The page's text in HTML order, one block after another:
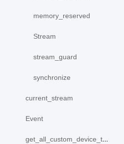
memory_reserved
Stream
stream_guard
synchronize
current_stream
Event
get_all_custom_device_type